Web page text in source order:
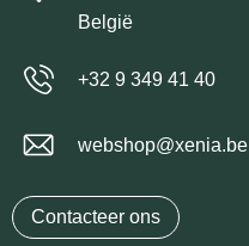
België
+32 9 349 41 40
webshop@xenia.be
Contacteer ons